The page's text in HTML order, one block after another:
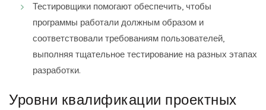
Тестировщики помогают обеспечить, чтобы
программы работали должным образом и
соответствовали требованиям пользователей,
выполняя тщательное тестирование на разных этапах
разработки.
Уровни квалификации проектных